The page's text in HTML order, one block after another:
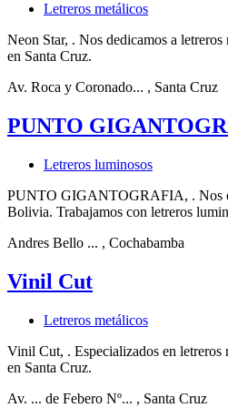
Letreros metálicos
Neon Star, . Nos dedicamos a
en Santa Cruz.
Av. Roca y Coronado... , Santa Cruz
PUNTO
Letreros luminosos
PUNTO GIGANTOGRAFIA, . Nos
Bolivia. Trabajamos con letreros
Andres Bello ... , Cochabamba
Vinil Cut
Letreros metálicos
Vinil Cut, . Especializados en letreros
en Santa Cruz.
Av. ... de Febero Nº... , Santa Cruz